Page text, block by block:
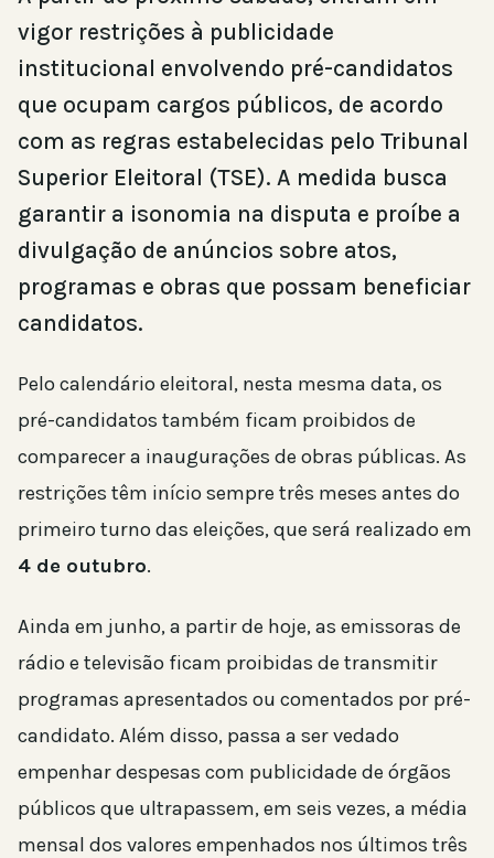
vigor restrições à publicidade
institucional envolvendo pré-candidatos
que ocupam cargos públicos, de acordo
com as regras estabelecidas pelo Tribunal
Superior Eleitoral (TSE). A medida busca
garantir a isonomia na disputa e proíbe a
divulgação de anúncios sobre atos,
programas e obras que possam beneficiar
candidatos.
Pelo calendário eleitoral, nesta mesma data, os
pré-candidatos também ficam proibidos de
comparecer a inaugurações de obras públicas. As
restrições têm início sempre três meses antes do
primeiro turno das eleições, que será realizado em
4 de outubro.
Ainda em junho, a partir de hoje, as emissoras de
rádio e televisão ficam proibidas de transmitir
programas apresentados ou comentados por pré-
candidato. Além disso, passa a ser vedado
empenhar despesas com publicidade de órgãos
públicos que ultrapassem, em seis vezes, a média
mensal dos valores empenhados nos últimos três